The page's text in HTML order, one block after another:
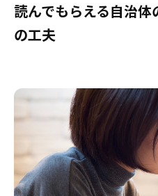
読んでもらえる自治
の工夫